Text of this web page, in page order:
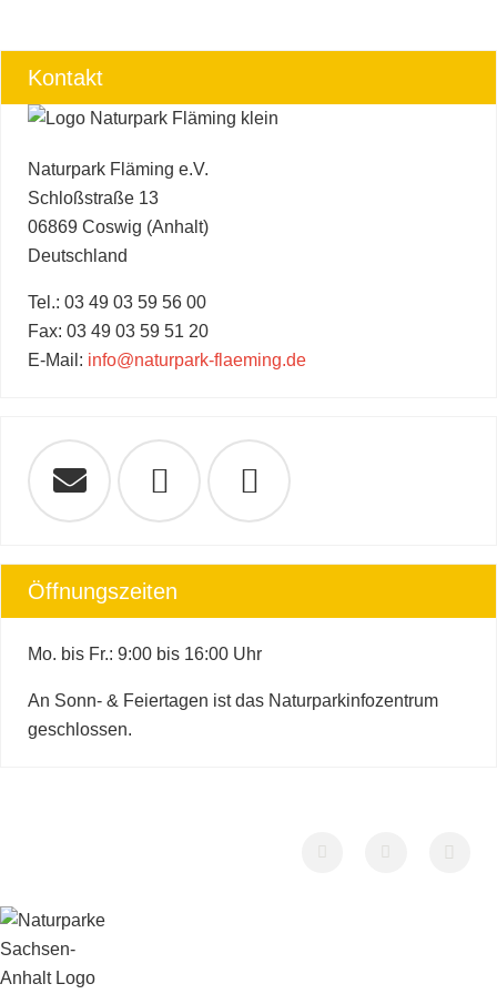
Kontakt
Naturpark Fläming e.V.
Schloßstraße 13
06869 Coswig (Anhalt)
Deutschland
Tel.: 03 49 03 59 56 00
Fax: 03 49 03 59 51 20
E-Mail: info@naturpark-flaeming.de
Öffnungszeiten
Mo. bis Fr.: 9:00 bis 16:00 Uhr
An Sonn- & Feiertagen ist das Naturparkinfozentrum
geschlossen.